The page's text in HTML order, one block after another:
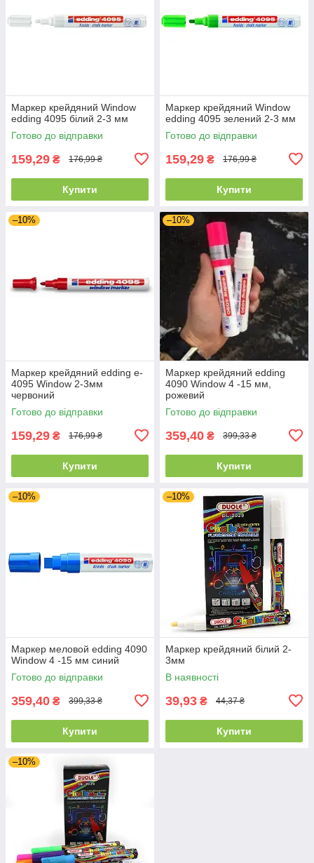
Маркер крейдяний Window
edding 4095 білий 2-3 мм
Готово до відправки
159,29 ₴ 176,99 ₴
Купити
Маркер крейдяний Window
edding 4095 зелений 2-3 мм
Готово до відправки
159,29 ₴ 176,99 ₴
Купити
–10%
Маркер крейдяний edding e-
4095 Window 2-3мм
червоний
Готово до відправки
159,29 ₴ 176,99 ₴
Купити
–10%
Маркер крейдяний edding
4090 Window 4 -15 мм,
рожевий
Готово до відправки
359,40 ₴ 399,33 ₴
Купити
–10%
Маркер меловой edding 4090
Window 4 -15 мм синий
Готово до відправки
359,40 ₴ 399,33 ₴
Купити
–10%
Маркер крейдяний білий 2-
3мм
В наявності
39,93 ₴ 44,37 ₴
Купити
–10%